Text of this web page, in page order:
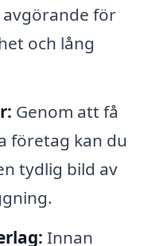
för
och lång
Genom att få
företag kan du
tydlig bild av
Innan